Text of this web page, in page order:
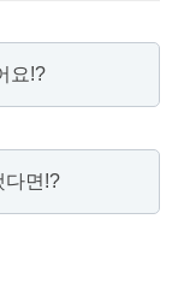
요!?
다면!?